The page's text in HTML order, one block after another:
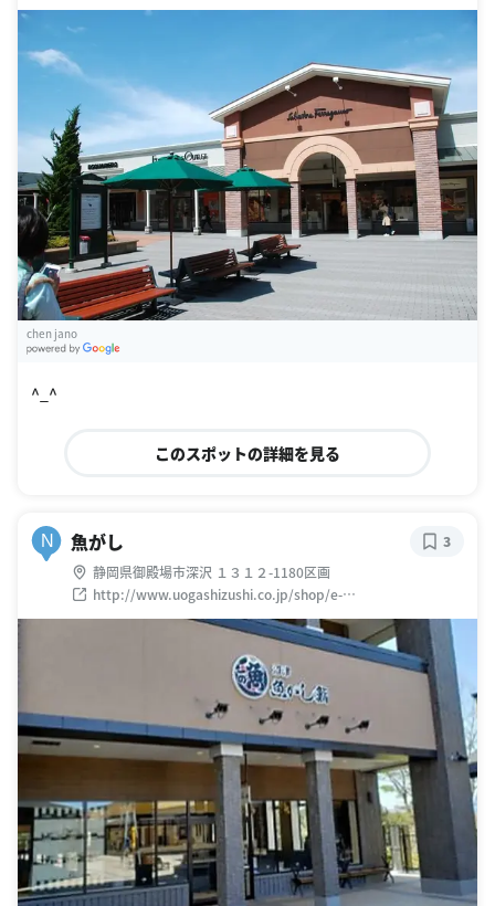
chen jano
^_^
このスポットの詳細を見る
N 魚がし
静岡県御殿場市深沢 １３１２-1180区画
http://www.uogashizushi.co.jp/shop/e-
shop/gotenba_outlets/
3